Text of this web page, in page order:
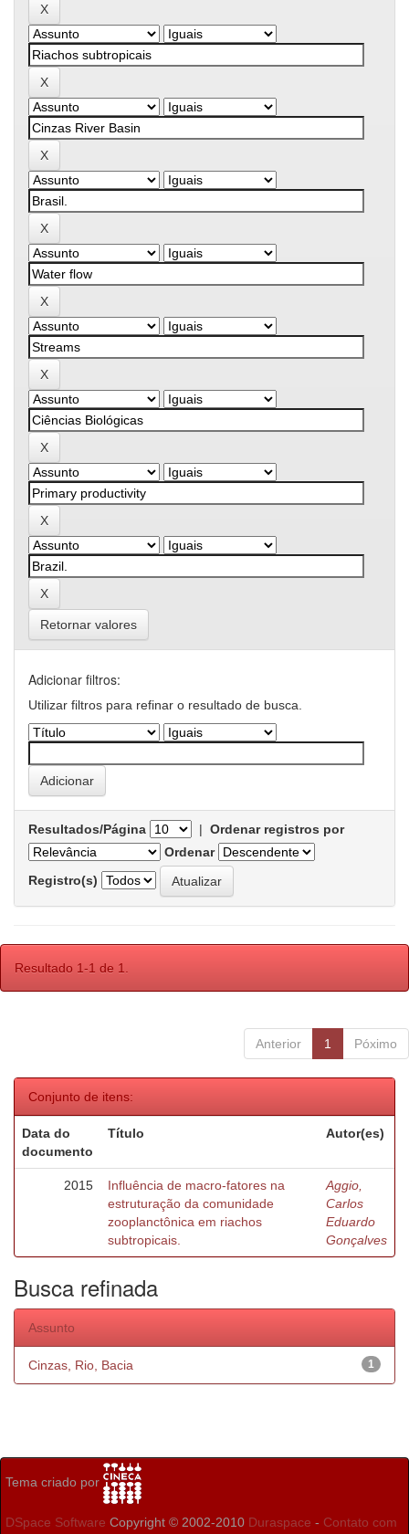
Retornar valores
Adicionar filtros:
Utilizar filtros para refinar o resultado de busca.
Resultados/Página | Ordenar registros por
Ordenar
Registro(s)
Resultado 1-1 de 1.
Anterior 1 Póximo
Conjunto de itens:
Data do
documento
Título Autor(es)
2015
Influência de macro-fatores na
estruturação da comunidade
zooplanctônica em riachos
subtropicais.
Aggio,
Carlos
Eduardo
Gonçalves
Busca refinada
Assunto
1
Cinzas, Rio, Bacia
Tema criado por
DSpace Software Copyright © 2002-2010 Duraspace - Contato com